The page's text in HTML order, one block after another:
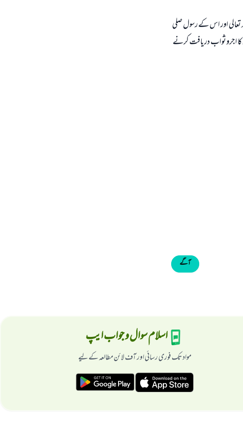
تعالى اور اس كے رسول صلى
اجروثواب دريافت كرنے
آگے
اسلام سوال و جواب ایپ
مواد تک فوری رسائی اور آف لائن مطالعہ کے لیے